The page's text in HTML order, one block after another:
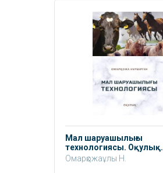
Мал шаруашылығы
технологиясы. Оқулық.
Омарқожаұлы Н.